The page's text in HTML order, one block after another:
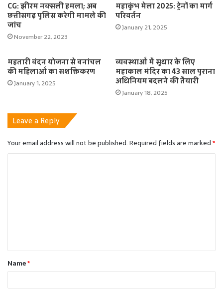
CG: झीरम नक्सली हमला; अब
छत्तीसगढ़ पुलिस करेगी मामले की
जांच
November 22, 2023
महाकुंभ मेला 2025: ट्रेनों का मार्ग
परिवर्तन
January 21, 2025
महतारी वंदन योजना से वनांचल
की महिलाओं का सशक्तिकरण
January 1, 2025
व्यवस्थाओं में सुधार के लिए
महाकाल मंदिर का 43 साल पुराना
अधिनियम बदलने की तैयारी
January 18, 2025
Leave a Reply
Your email address will not be published.Required fields are marked*
t
*Name*